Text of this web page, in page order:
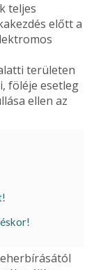
teljes
előtt a
területen
föléje esetleg
ellen az